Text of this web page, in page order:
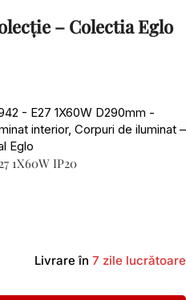
– Colectia Eglo
1X60W IP20
Livrare în 7 zile lucrătoare